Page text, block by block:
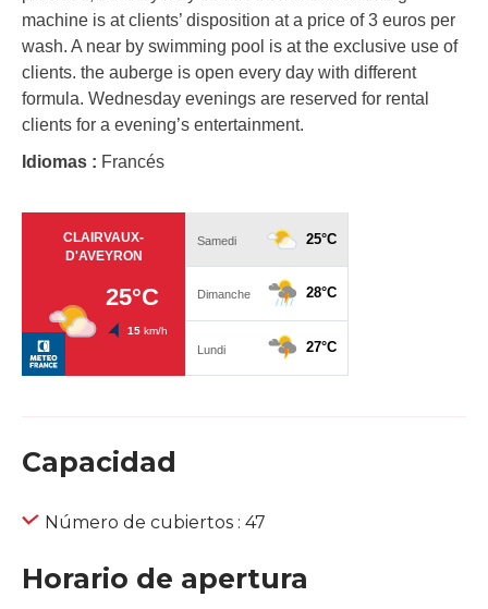
machine is at clients’ disposition at a price of 3 euros per
wash. A near by swimming pool is at the exclusive use of
clients. the auberge is open every day with different
formula. Wednesday evenings are reserved for rental
clients for a evening’s entertainment.
Idiomas : Francés
Capacidad
Número de cubiertos : 47
Horario de apertura